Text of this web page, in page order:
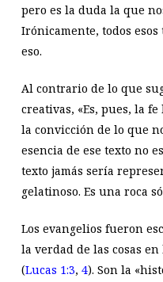
pero es la duda la que
Irónicamente, todos esos
eso.
Al contrario de lo que
creativas, «Es, pues, la
la convicción de lo que
esencia de ese texto no
texto jamás sería
gelatinoso. Es una roca
Los evangelios fueron
la verdad de las cosas
(Lucas 1:3, 4). Son la